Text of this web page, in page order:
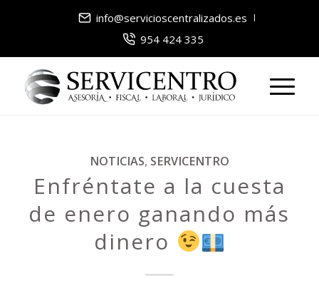
info@servicioscentralizados.es
954 424 335
NOTICIAS, SERVICENTRO
Enfréntate a la cuesta
de enero ganando más
dinero